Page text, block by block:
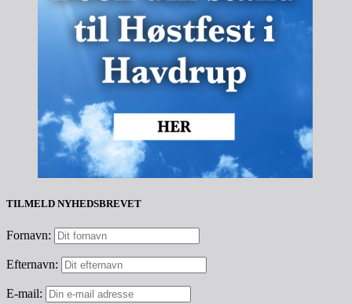
TILMELD NYHEDSBREVET
Fornavn:
Efternavn:
E-mail: